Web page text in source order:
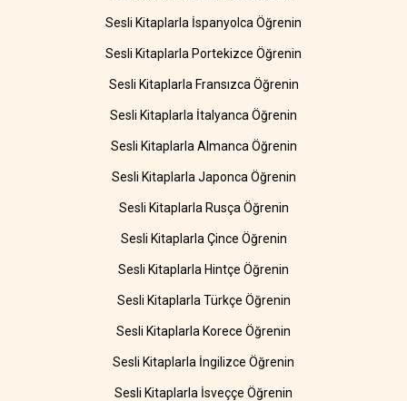
Sesli Kitaplarla İspanyolca Öğrenin
Sesli Kitaplarla Portekizce Öğrenin
Sesli Kitaplarla Fransızca Öğrenin
Sesli Kitaplarla İtalyanca Öğrenin
Sesli Kitaplarla Almanca Öğrenin
Sesli Kitaplarla Japonca Öğrenin
Sesli Kitaplarla Rusça Öğrenin
Sesli Kitaplarla Çince Öğrenin
Sesli Kitaplarla Hintçe Öğrenin
Sesli Kitaplarla Türkçe Öğrenin
Sesli Kitaplarla Korece Öğrenin
Sesli Kitaplarla İngilizce Öğrenin
Sesli Kitaplarla İsveççe Öğrenin